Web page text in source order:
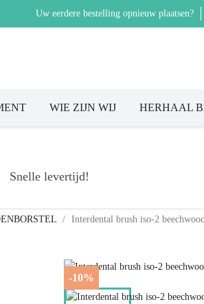
Uw eerdere bestelling opnieuw plaatsen?
WIE ZIJN WIJ HERHAAL
Snelle levertijd!
Interdental brush iso-2
-10%